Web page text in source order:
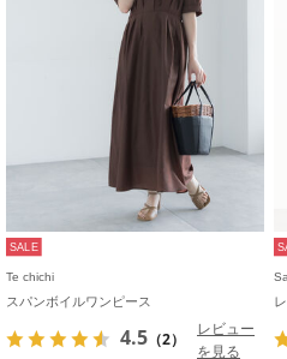
SALE
Te chichi
スパンボイルワンピース
4.5 （2）
レビュー
を見る